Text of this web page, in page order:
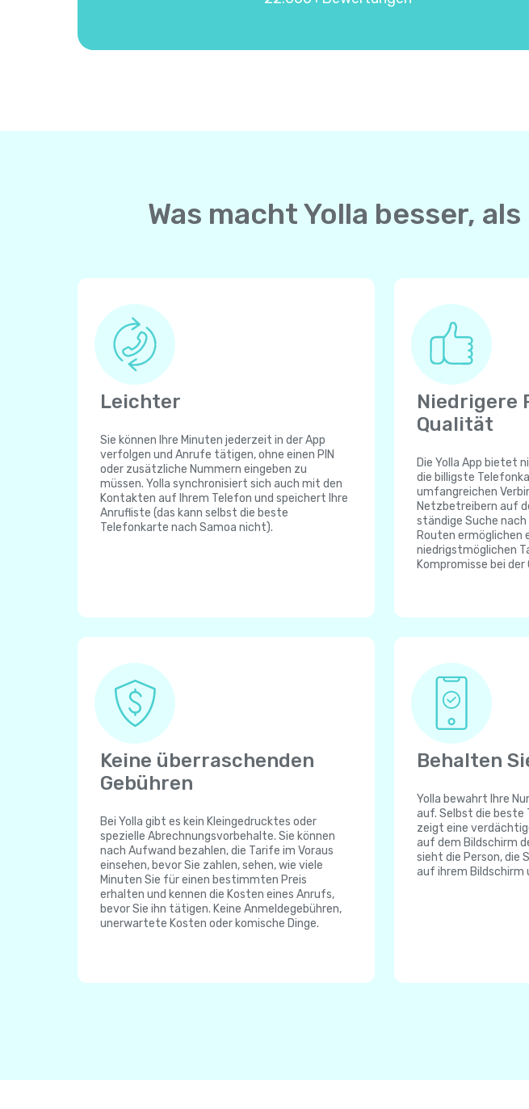
Was macht Yolla besser,
Leichter
Sie können Ihre Minuten jederzeit in der App
verfolgen und Anrufe tätigen, ohne einen PIN
oder zusätzliche Nummern eingeben zu
müssen. Yolla synchronisiert sich auch mit den
Kontakten auf Ihrem Telefon und speichert Ihre
Anrufliste (das kann selbst die beste
Telefonkarte nach Samoa nicht).
Niedrigere
Qualität
Die Yolla App bietet
die billigste
umfangreichen
Netzbetreibern auf
ständige Suche
Routen ermöglichen
niedrigstmöglichen
Kompromisse bei
Keine überraschenden
Gebühren
Bei Yolla gibt es kein Kleingedrucktes oder
spezielle Abrechnungsvorbehalte. Sie können
nach Aufwand bezahlen, die Tarife im Voraus
einsehen, bevor Sie zahlen, sehen, wie viele
Minuten Sie für einen bestimmten Preis
erhalten und kennen die Kosten eines Anrufs,
bevor Sie ihn tätigen. Keine Anmeldegebühren,
unerwartete Kosten oder komische Dinge.
Behalten
Yolla bewahrt Ihre
auf. Selbst die beste
zeigt eine
auf dem Bildschirm
sieht die Person, die
auf ihrem Bildschirm